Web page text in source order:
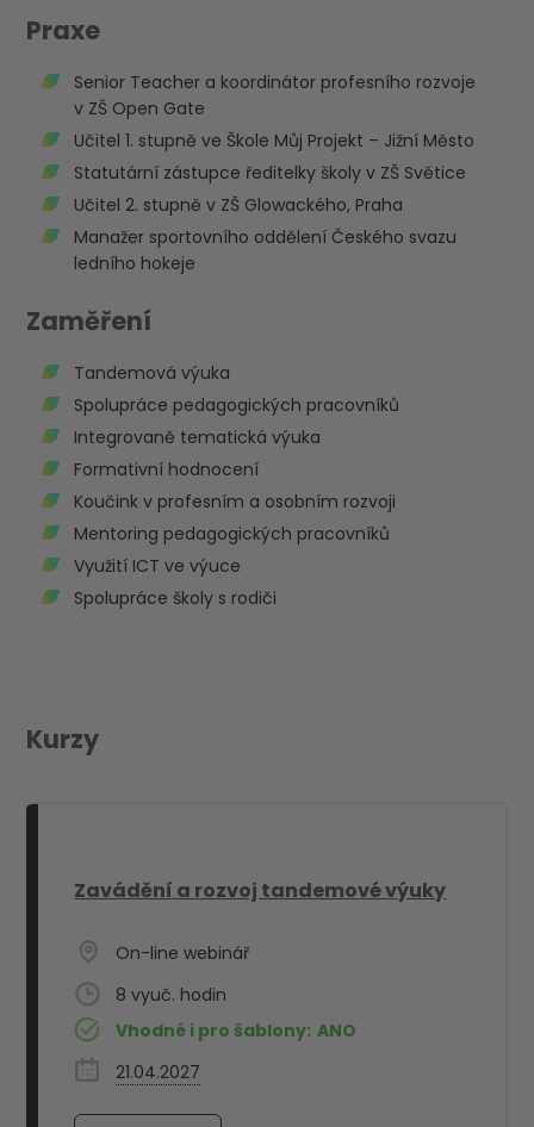
Praxe
Senior Teacher a koordinátor profesního rozvoje
v ZŠ Open Gate
Učitel 1. stupně ve Škole Můj Projekt – Jižní Město
Statutární zástupce ředitelky školy v ZŠ Světice
Učitel 2. stupně v ZŠ Glowackého, Praha
Manažer sportovního oddělení Českého svazu
ledního hokeje
Zaměření
Tandemová výuka
Spolupráce pedagogických pracovníků
Integrovaně tematická výuka
Formativní hodnocení
Koučink v profesním a osobním rozvoji
Mentoring pedagogických pracovníků
Využití ICT ve výuce
Spolupráce školy s rodiči
Kurzy
Zavádění a rozvoj tandemové výuky
On-line webinář
8
Vhodné i pro šablony: ANO
21.04.2027